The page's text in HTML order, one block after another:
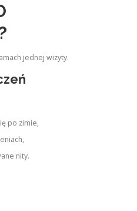
jednej wizyty.
po zimie,
nity.